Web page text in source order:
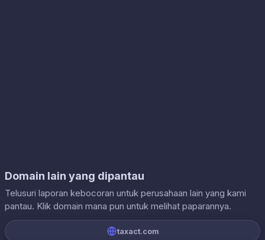
Domain lain yang dipantau
Telusuri laporan kebocoran untuk perusahaan lain yang kami
pantau. Klik domain mana pun untuk melihat paparannya.
taxact.com